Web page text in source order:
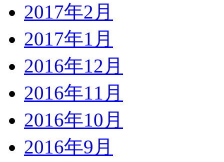
2017年2月
2017年1月
2016年12月
2016年11月
2016年10月
2016年9月